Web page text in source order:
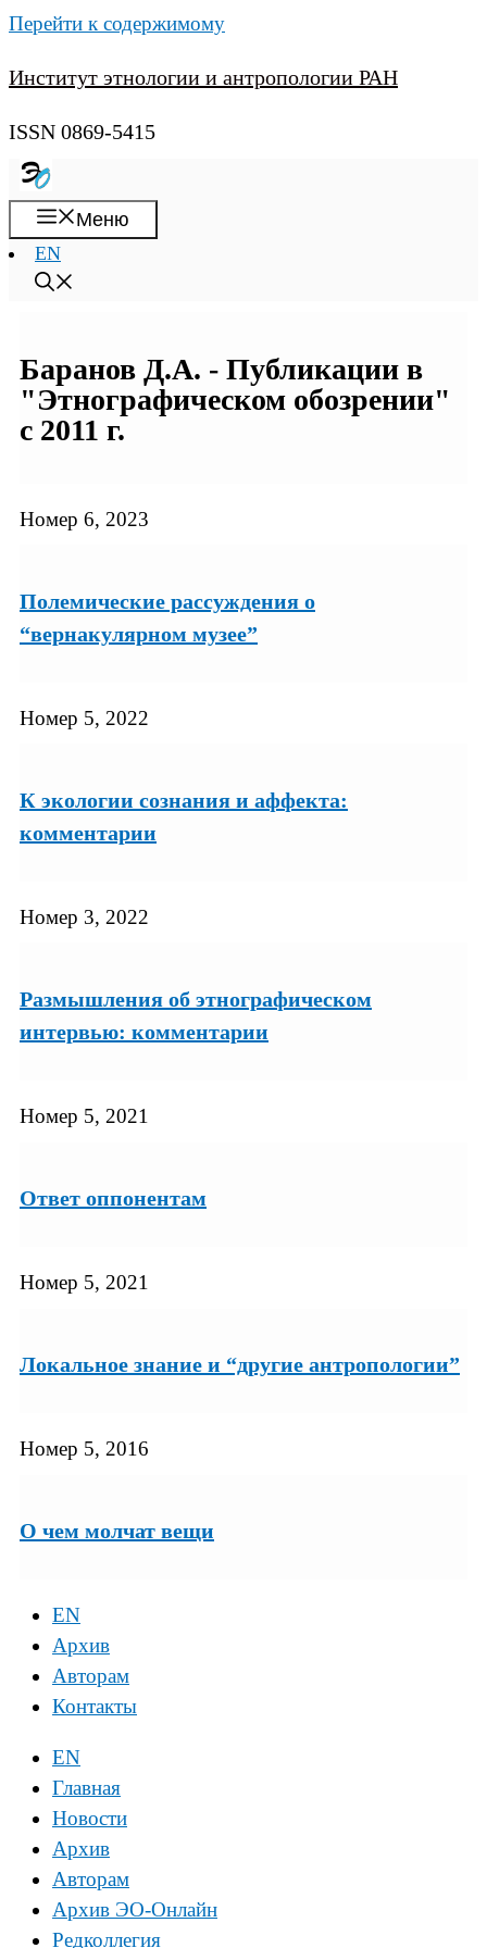
Перейти к содержимому
Институт этнологии и антропологии РАН
ISSN 0869-5415
Меню
EN
Баранов Д.А. - Публикации в
"Этнографическом обозрении"
с 2011 г.
Номер 6, 2023
Полемические рассуждения о
“вернакулярном музее”
Номер 5, 2022
К экологии сознания и аффекта:
комментарии
Номер 3, 2022
Размышления об этнографическом
интервью: комментарии
Номер 5, 2021
Ответ оппонентам
Номер 5, 2021
Локальное знание и “другие антропологии”
Номер 5, 2016
О чем молчат вещи
EN
Архив
Авторам
Контакты
EN
Главная
Новости
Архив
Авторам
Архив ЭО-Онлайн
Редколлегия